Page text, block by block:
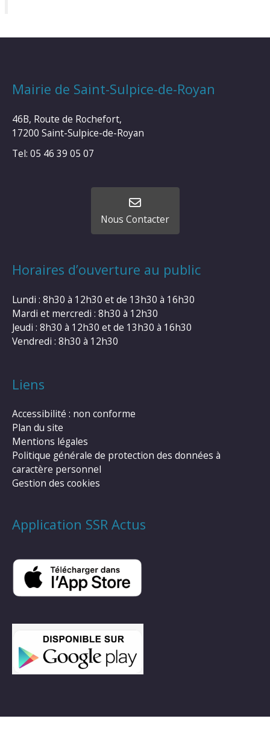
Mairie de Saint-Sulpice-de-Royan
46B, Route de Rochefort,
17200 Saint-Sulpice-de-Royan
Tel: 05 46 39 05 07
Nous Contacter
Horaires d’ouverture au public
Lundi : 8h30 à 12h30 et de 13h30 à 16h30
Mardi et mercredi : 8h30 à 12h30
Jeudi : 8h30 à 12h30 et de 13h30 à 16h30
Vendredi : 8h30 à 12h30
Liens
Accessibilité : non conforme
Plan du site
Mentions légales
Politique générale de protection des données à
caractère personnel
Gestion des cookies
Application SSR Actus